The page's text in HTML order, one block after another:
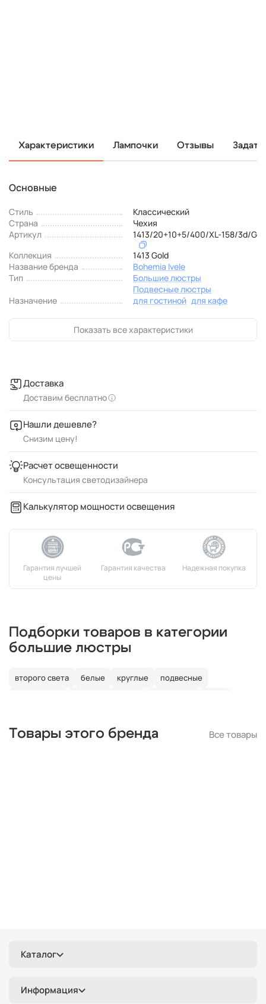
Характеристики Лампочки Отзывы
Основные
Стиль
Классический
Страна
Чехия
Артикул
1413/20+10+5/400/XL-158/3d/G
Коллекция
1413 Gold
Название бренда
Bohemia Ivele
Тип
Большие люстры
Подвесные люстры
Назначение
для гостиной для кафе
Показать все характеристики
Доставка
Доставим бесплатно
Нашли дешевле?
Снизим цену!
Расчет освещенности
Консультация светодизайнера
Калькулятор мощности освещения
Подборки товаров в категории
большие люстры
второго света белые круглые
подвесные
Товары этого бренда Все товары
Каталог
Информация